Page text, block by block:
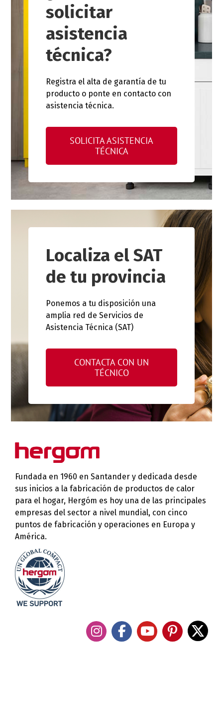
solicitar
asistencia
técnica?
Registra el alta de garantía de tu
producto o ponte en contacto con
asistencia técnica.
SOLICITA ASISTENCIA
TÉCNICA
Localiza el SAT
de tu provincia
Ponemos a tu disposición una
amplia red de Servicios de
Asistencia Técnica (SAT)
CONTACTA CON UN
TÉCNICO
Fundada en 1960 en Santander y dedicada desde
sus inicios a la fabricación de productos de calor
para el hogar, Hergóm es hoy una de las principales
empresas del sector a nivel mundial, con cinco
puntos de fabricación y operaciones en Europa y
América.